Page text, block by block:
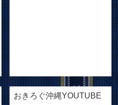
おきろぐ沖縄YOUTUBE